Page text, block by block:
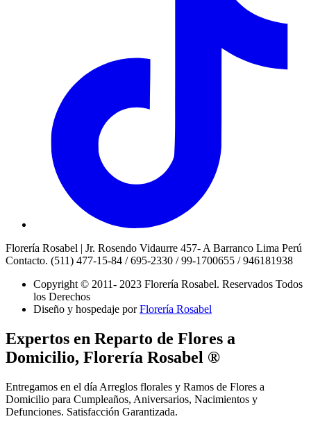
Florería Rosabel | Jr. Rosendo Vidaurre 457- A Barranco Lima Perú
Contacto. (511) 477-15-84 / 695-2330 / 99-1700655 / 946181938
Copyright © 2011- 2023 Florería Rosabel. Reservados Todos
los Derechos
Diseño y hospedaje porFlorería Rosabel
Expertos en Reparto de Flores a
Domicilio, Florería Rosabel ®
Entregamos en el día Arreglos florales y Ramos de Flores a
Domicilio para Cumpleaños, Aniversarios, Nacimientos y
Defunciones. Satisfacción Garantizada.